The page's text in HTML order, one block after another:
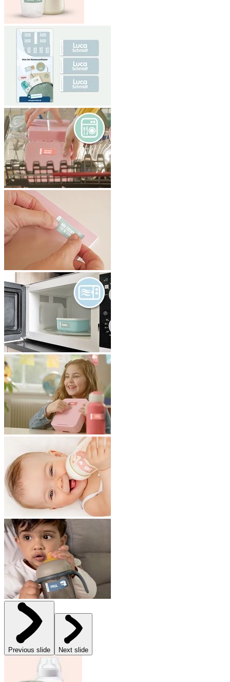
Previous slide Next slide